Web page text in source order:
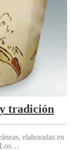
tradición
elaboradas en
Los…